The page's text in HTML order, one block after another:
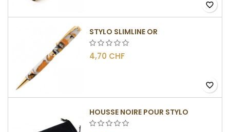
favorite_border
STYLO SLIMLINE OR
4,70 CHF
favorite_border
HOUSSE NOIRE POUR STYLO